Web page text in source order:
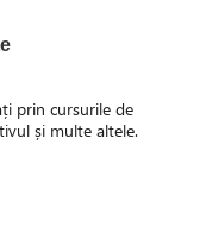
prin cursurile de
și multe altele.